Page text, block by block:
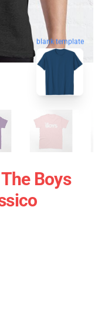
blank template
Boys